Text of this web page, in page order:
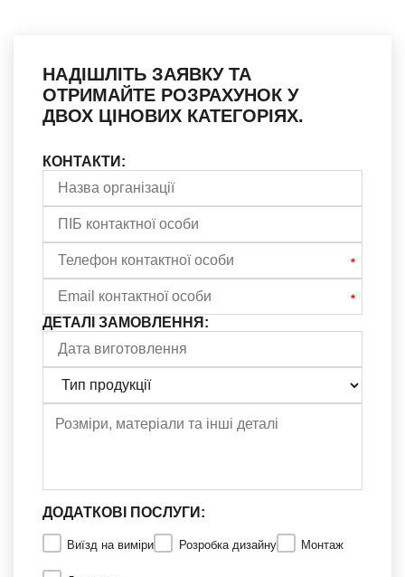
НАДІШЛІТЬ ЗАЯВКУ ТА
ОТРИМАЙТЕ РОЗРАХУНОК У
ДВОХ ЦІНОВИХ КАТЕГОРІЯХ.
КОНТАКТИ:
ДЕТАЛІ ЗАМОВЛЕННЯ:
ДОДАТКОВІ ПОСЛУГИ:
Виїзд на виміри Розробка дизайну Монтаж